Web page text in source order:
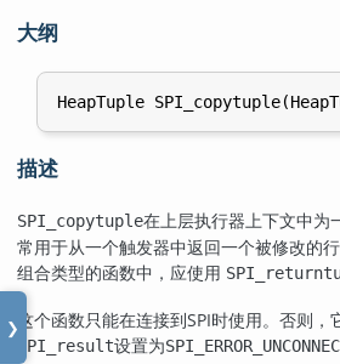
❯
大纲
HeapTuple
描述
SPI_copytuple在上层执行器上下文中为
常用于从一个触发器中返回一个被修改的
组合类型的函数中，应使用
这个函数只能在连接到SPI时使用。否则
SPI_result设置为